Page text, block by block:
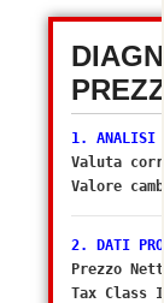
1. ANALISI
Valuta
Valore
2. DATI
Prezzo
Tax Class